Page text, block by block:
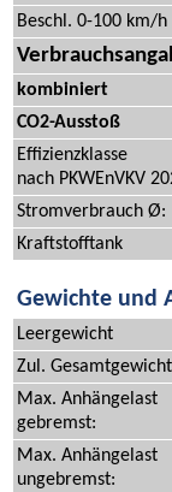
Beschl. 0-100 km/h
kombiniert
CO2-Ausstoß
Effizienzklasse
nach PKWEnVKV
Stromverbrauch Ø:
Kraftstofftank
Gewichte und
Leergewicht
Zul. Gesamtgewicht
Max. Anhängelast
gebremst:
Max. Anhängelast
ungebremst: